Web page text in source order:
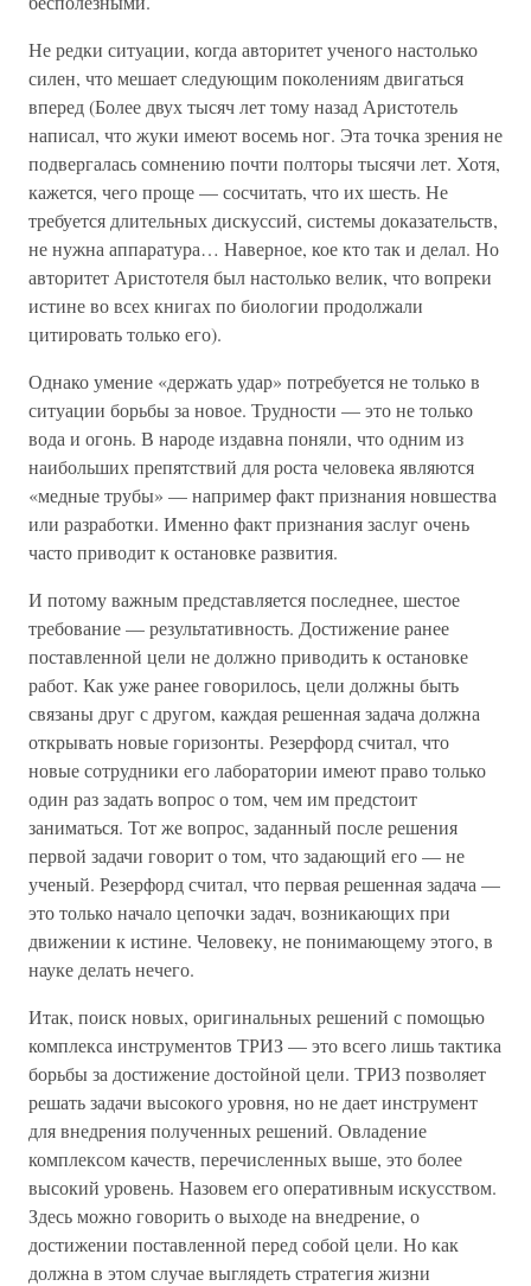
Не редки ситуации, когда авторитет ученого настолько
силен, что мешает следующим поколениям двигаться
вперед (Более двух тысяч лет тому назад Аристотель
написал, что жуки имеют восемь ног. Эта точка зрения не
подвергалась сомнению почти полторы тысячи лет. Хотя,
кажется, чего проще — сосчитать, что их шесть. Не
требуется длительных дискуссий, системы доказательств,
не нужна аппаратура… Наверное, кое кто так и делал. Но
авторитет Аристотеля был настолько велик, что вопреки
истине во всех книгах по биологии продолжали
цитировать только его).
Однако умение «держать удар» потребуется не только в
ситуации борьбы за новое. Трудности — это не только
вода и огонь. В народе издавна поняли, что одним из
наибольших препятствий для роста человека являются
«медные трубы» — например факт признания новшества
или разработки. Именно факт признания заслуг очень
часто приводит к остановке развития.
И потому важным представляется последнее, шестое
требование — результативность. Достижение ранее
поставленной цели не должно приводить к остановке
работ. Как уже ранее говорилось, цели должны быть
связаны друг с другом, каждая решенная задача должна
открывать новые горизонты. Резерфорд считал, что
новые сотрудники его лаборатории имеют право только
один раз задать вопрос о том, чем им предстоит
заниматься. Тот же вопрос, заданный после решения
первой задачи говорит о том, что задающий его — не
ученый. Резерфорд считал, что первая решенная задача —
это только начало цепочки задач, возникающих при
движении к истине. Человеку, не понимающему этого, в
науке делать нечего.
Итак, поиск новых, оригинальных решений с помощью
комплекса инструментов ТРИЗ — это всего лишь тактика
борьбы за достижение достойной цели. ТРИЗ позволяет
решать задачи высокого уровня, но не дает инструмент
для внедрения полученных решений. Овладение
комплексом качеств, перечисленных выше, это более
высокий уровень. Назовем его оперативным искусством.
Здесь можно говорить о выходе на внедрение, о
достижении поставленной перед собой цели. Но как
должна в этом случае выглядеть стратегия жизни